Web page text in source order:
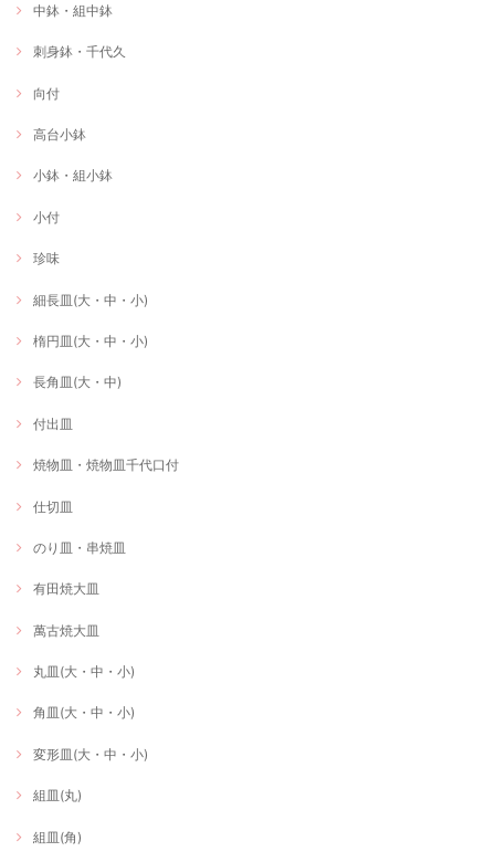
中鉢・組中鉢
刺身鉢・千代久
向付
高台小鉢
小鉢・組小鉢
小付
珍味
細長皿(大・中・小)
楕円皿(大・中・小)
長角皿(大・中)
付出皿
焼物皿・焼物皿千代口付
仕切皿
のり皿・串焼皿
有田焼大皿
萬古焼大皿
丸皿(大・中・小)
角皿(大・中・小)
変形皿(大・中・小)
組皿(丸)
組皿(角)